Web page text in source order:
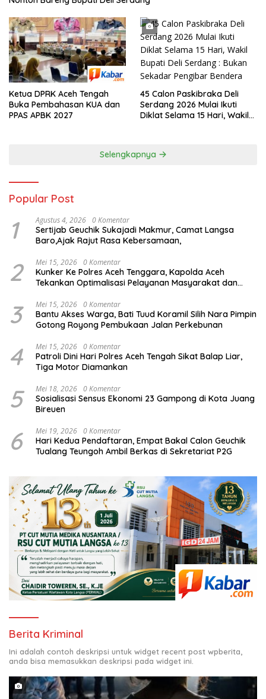
Ketua DPRK Aceh Tengah
Buka Pembahasan KUA dan
PPAS APBK 2027
45 Calon Paskibraka Deli
Serdang 2026 Mulai Ikuti
Diklat Selama 15 Hari, Wakil
Selengkapnya
Popular Post
1 Agustus 4, 2026 0 Komentar
Sertijab Geuchik Sukajadi Makmur, Camat Langsa
Baro,Ajak Rajut Rasa Kebersamaan,
2 Mei 15, 2026 0 Komentar
Kunker Ke Polres Aceh Tenggara, Kapolda Aceh
Tekankan Optimalisasi Pelayanan Masyarakat dan
3 Mei 15, 2026 0 Komentar
Bantu Akses Warga, Bati Tuud Koramil Silih Nara Pimpin
Gotong Royong Pembukaan Jalan Perkebunan
4 Mei 15, 2026 0 Komentar
Patroli Dini Hari Polres Aceh Tengah Sikat Balap Liar,
Tiga Motor Diamankan
5 Mei 18, 2026 0 Komentar
Sosialisasi Sensus Ekonomi 23 Gampong di Kota Juang
Bireuen
6 Mei 19, 2026 0 Komentar
Hari Kedua Pendaftaran, Empat Bakal Calon Geuchik
Tualang Teungoh Ambil Berkas di Sekretariat P2G
Berita Kriminal
Ini adalah contoh deskripsi untuk widget recent post wpberita,
anda bisa memasukkan deskripsi pada widget ini.